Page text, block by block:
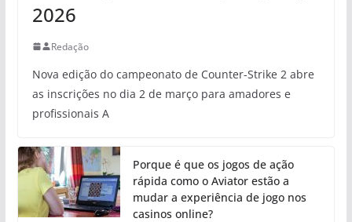
2026
Redação
Nova edição do campeonato de Counter-Strike 2 abre
as inscrições no dia 2 de março para amadores e
profissionais A
Porque é que os jogos de ação
rápida como o Aviator estão a
mudar a experiência de jogo nos
casinos online?